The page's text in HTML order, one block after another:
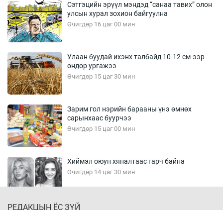
Сэтгэцийн эрүүл мэндэд “санаа тавих” олон
улсын хурал зохион байгуулна
Өчигдөр 16 цаг 00 мин
Улаан буудай ихэнх талбайд 10-12 см-ээр
өндөр ургажээ
Өчигдөр 15 цаг 30 мин
Зарим гол нэрийн барааны үнэ өмнөх
сарынхаас буурчээ
Өчигдөр 15 цаг 00 мин
Хиймэл оюун хяналтаас гарч байна
Өчигдөр 14 цаг 30 мин
РЕДАКЦЫН ЁС ЗҮЙ